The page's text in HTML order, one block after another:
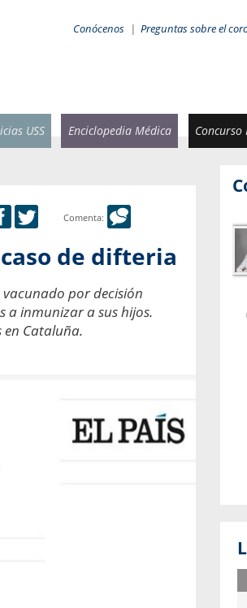
Conócenos | Preguntas sobre el
USS Enciclopedia Médica
Comenta:
de difteria
por decisión
a inmunizar a sus hijos.
Cataluña.
Decana facultad de Odontología,
¿Cuándo será urgente la
salud bucal?